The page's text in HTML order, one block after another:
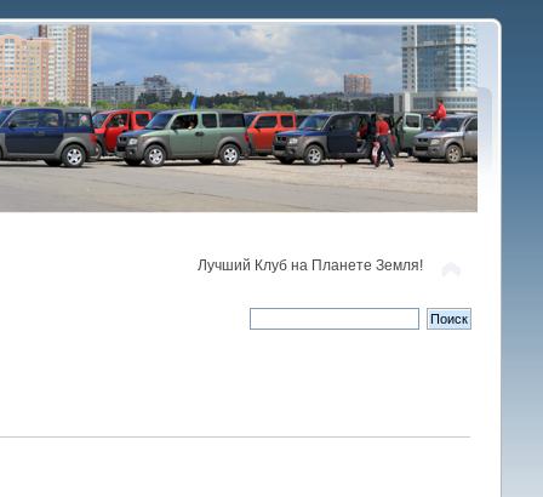
Лучший Клуб на Планете Земля!